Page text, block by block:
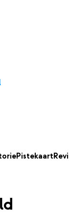
Pistekaart